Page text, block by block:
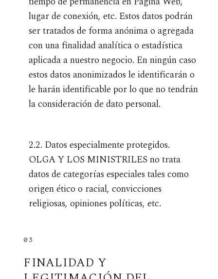
lugar de conexión, etc. Estos datos podrán
ser tratados de forma anónima o agregada
con una finalidad analítica o estadística
aplicada a nuestro negocio. En ningún caso
estos datos anonimizados le identificarán o
le harán identificable por lo que no tendrán
la consideración de dato personal.
2.2. Datos especialmente protegidos.
OLGA Y LOS MINISTRILES no trata
datos de categorías especiales tales como
origen ético o racial, convicciones
religiosas, opiniones políticas, etc.
FINALIDAD Y
03